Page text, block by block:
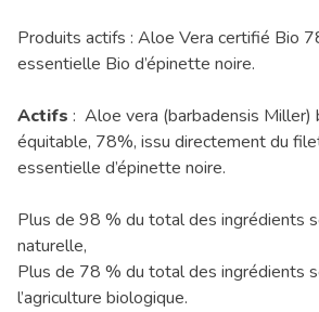
Produits actifs : Aloe Vera certifié Bio
essentielle Bio d’épinette noire.
Actifs : Aloe vera (barbadensis Miller)
équitable, 78%, issu directement du
essentielle d’épinette noire.
Plus de 98 % du total des ingrédients
naturelle,
Plus de 78 % du total des ingrédients
l’agriculture biologique.